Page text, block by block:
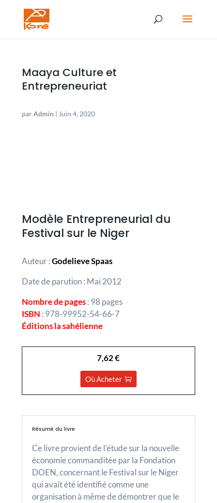
Maaya Culture et
Entrepreneuriat
parAdmin | Juin 4, 2020
Modèle Entrepreneurial du
Festival sur le Niger
Auteur :Godelieve Spaas
Date de parution : Mai 2012
Nombre de pages: 98 pages
ISBN : 978-99952-54-66-7
Éditions la sahélienne
7,62 €
Où Acheter
Résumé du livre
Ce livre provient de l’étude sur la nouvelle
économie commanditée par la Fondation
DOEN, concernant le Festival sur le Niger
qui avait été identifié comme une
organisation à même de démontrer que le